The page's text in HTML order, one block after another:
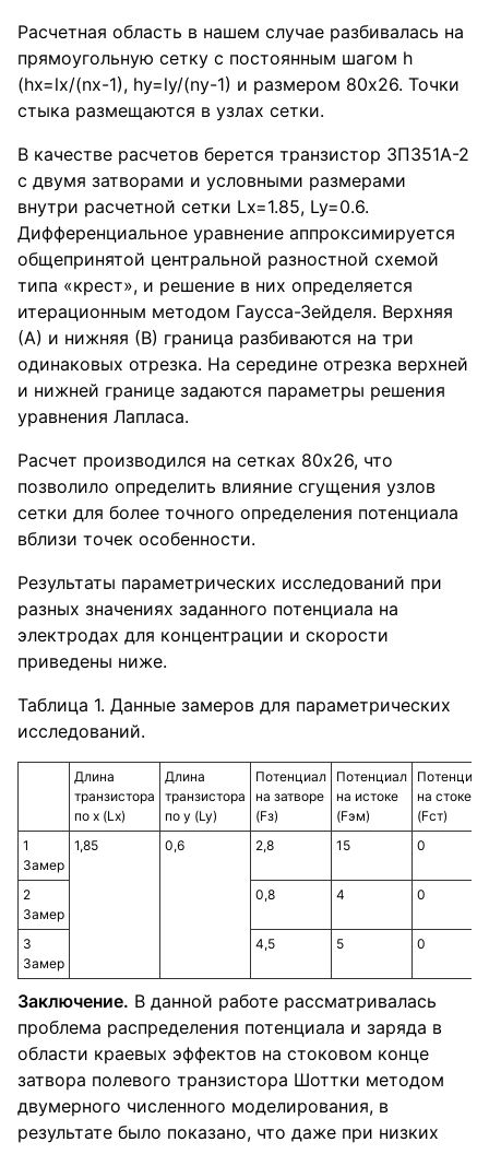
Расчетная область в нашем случае разбивалась на
прямоугольную сетку с постоянным шагом h
(hx=lx/(nx-1), hy=ly/(ny-1) и размером 80х26. Точки
стыка размещаются в узлах сетки.
В качестве расчетов берется транзистор ЗП351А-2
с двумя затворами и условными размерами
внутри расчетной сетки Lx=1.85, Ly=0.6.
Дифференциальное уравнение аппроксимируется
общепринятой центральной разностной схемой
типа «крест», и решение в них определяется
итерационным методом Гаусса-Зейделя. Верхняя
(А) и нижняя (В) граница разбиваются на три
одинаковых отрезка. На середине отрезка верхней
и нижней границе задаются параметры решения
уравнения Лапласа.
Расчет производился на сетках 80х26, что
позволило определить влияние сгущения узлов
сетки для более точного определения потенциала
вблизи точек особенности.
Результаты параметрических исследований при
разных значениях заданного потенциала на
электродах для концентрации и скорости
приведены ниже.
Таблица 1. Данные замеров для параметрических
исследований.
Длина
транзистора
по х (Lx)
Длина
транзистора
по y (Ly)
Потенциал
на затворе
(Fз)
Потенциал
на истоке
(Fэм)
Потенциал
на стоке
(Fст)
1
Замер
1,85 0,6 2,8 15 0
2
Замер
0,8 4 0
3
Замер
4,5 5 0
Заключение. В данной работе рассматривалась
проблема распределения потенциала и заряда в
области краевых эффектов на стоковом конце
затвора полевого транзистора Шоттки методом
двумерного численного моделирования, в
результате было показано, что даже при низких